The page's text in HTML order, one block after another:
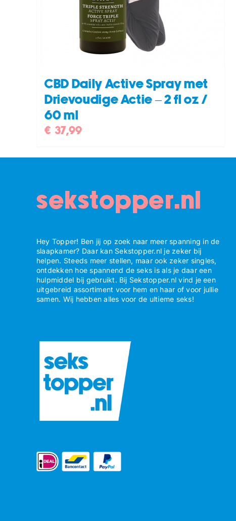
CBD Daily Active Spray met
Drievoudige Actie – 2 fl oz /
60 ml
€ 37,99
sekstopper.nl
Hey Topper! Ben jij op zoek naar meer spanning in de
slaapkamer? Daar kan Sekstopper.nl je zeker bij
helpen. Steeds meer stellen, maar ook zeker singles,
ontdekken hoe spannend de seks is als je daar een
hulpmiddel bij gebruikt. Bij Sekstopper.nl vind je een
uitgebreid assortiment voor hem en haar of voor jullie
samen. Wij hebben alles voor de ultieme seks!